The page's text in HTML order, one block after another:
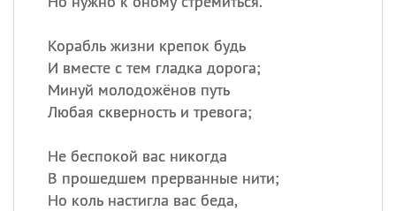
Корабль жизни крепок будь
И вместе с тем гладка дорога;
Минуй молодожёнов путь
Любая скверность и тревога;
Не беспокой вас никогда
В прошедшем прерванные нити;
Но коль настигла вас беда,